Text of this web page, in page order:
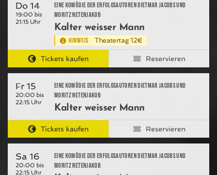
Do 14
19:00 bis
21:15 Uhr
Eine Komödie der Erfolgsautoren Dietmar Jacobs und
Moritz Netenjakob
Kalter weisser Mann
HINWEIS Theatertag 12€
Tickets kaufen Reservieren
Fr 15
20:00 bis
22:15 Uhr
Eine Komödie der Erfolgsautoren Dietmar Jacobs und
Moritz Netenjakob
Kalter weisser Mann
Tickets kaufen Reservieren
Sa 16
20:00 bis
22:15 Uhr
Eine Komödie der Erfolgsautoren Dietmar Jacobs und
Moritz Netenjakob